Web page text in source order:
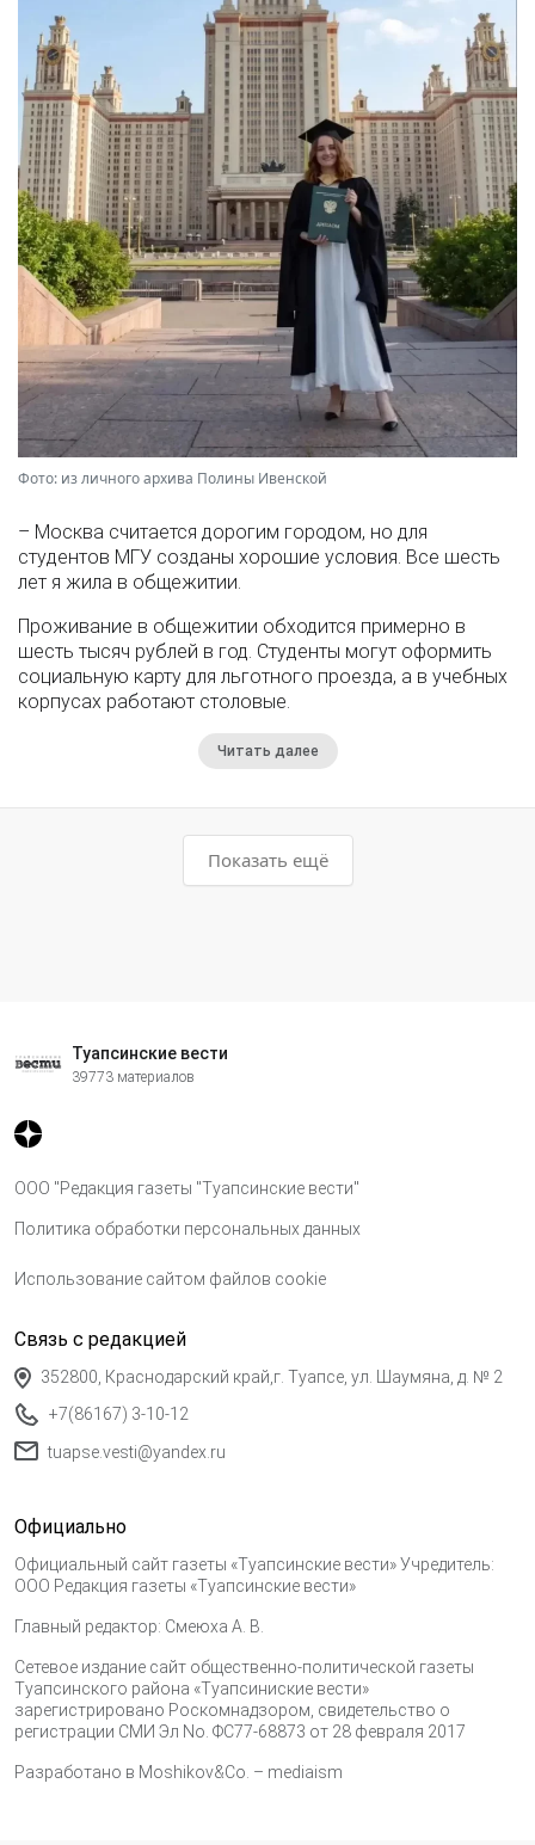
Фото: из личного архива Полины Ивенской
– Москва считается дорогим городом, но для
студентов МГУ созданы хорошие условия. Все шесть
лет я жила в общежитии.
Проживание в общежитии обходится примерно в
шесть тысяч рублей в год. Студенты могут оформить
социальную карту для льготного проезда, а в учебных
корпусах работают столовые.
Читать далее
Показать ещё
Туапсинские вести
39773 материалов
ООО "Редакция газеты "Туапсинские вести"
Политика обработки персональных данных
Использование сайтом файлов cookie
Связь с редакцией
352800, Краснодарский край,г. Туапсе, ул. Шаумяна, д. № 2
+7(86167) 3-10-12
tuapse.vesti@yandex.ru
Официально
Официальный сайт газеты «Туапсинские вести» Учредитель:
ООО Редакция газеты «Туапсинские вести»
Главный редактор: Смеюха А. В.
Сетевое издание сайт общественно-политической газеты
Туапсинского района «Туапсиниские вести»
зарегистрировано Роскомнадзором, свидетельство о
регистрации СМИ Эл No. ФС77-68873 от 28 февраля 2017
Разработано в Moshikov&Co. – mediaism